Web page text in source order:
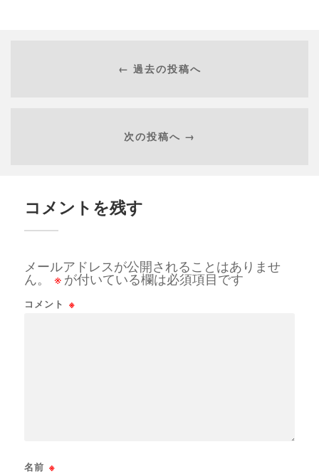
← 過去の投稿へ
次の投稿へ →
コメントを残す
メールアドレスが公開されることはありませ
ん。
※ が付いている欄は必須項目です
コメント ※
名前 ※